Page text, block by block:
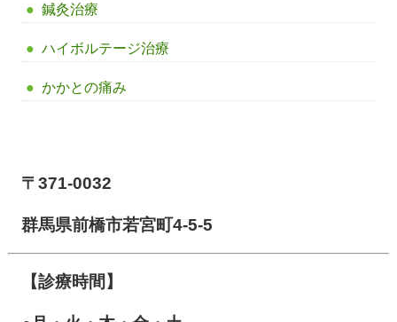
鍼灸治療
ハイボルテージ治療
かかとの痛み
〒371-0032
群馬県前橋市若宮町4-5-5
【診療時間】